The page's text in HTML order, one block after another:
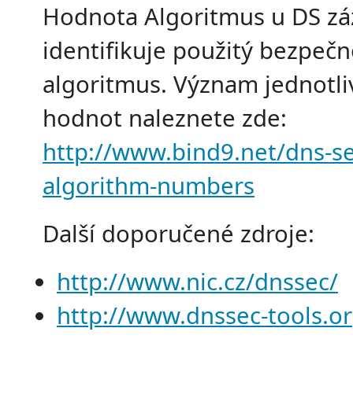
Hodnota Algoritmus u DS
identifikuje použitý
algoritmus. Význam
hodnot naleznete zde:
http://www.bind9.net/dns-
algorithm-numbers
Další doporučené zdroje:
http://www.nic.cz/dnssec/
http://www.dnssec-